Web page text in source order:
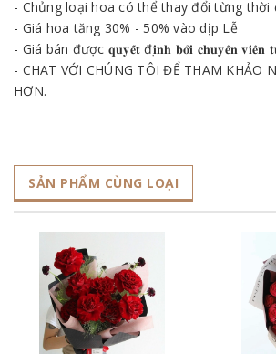
- Chủng loại hoa có thể thay đổi từng thời
- Giá hoa tăng 30% - 50% vào dịp Lễ
- Giá bán được 𝐪𝐮𝐲𝐞̂́𝐭 đ𝐢̣𝐧𝐡 𝐛𝐨̛̉𝐢 𝐜𝐡𝐮𝐲𝐞̂𝐧 𝐯𝐢𝐞̂𝐧
- CHAT VỚI CHÚNG TÔI ĐỂ THAM KHẢO
HƠN.
SẢN PHẨM CÙNG LOẠI